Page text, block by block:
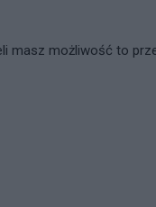
masz możliwość to